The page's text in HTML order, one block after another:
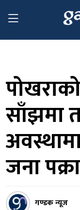
पोखराको
साँझमा
जना
गण्डक न्यूज